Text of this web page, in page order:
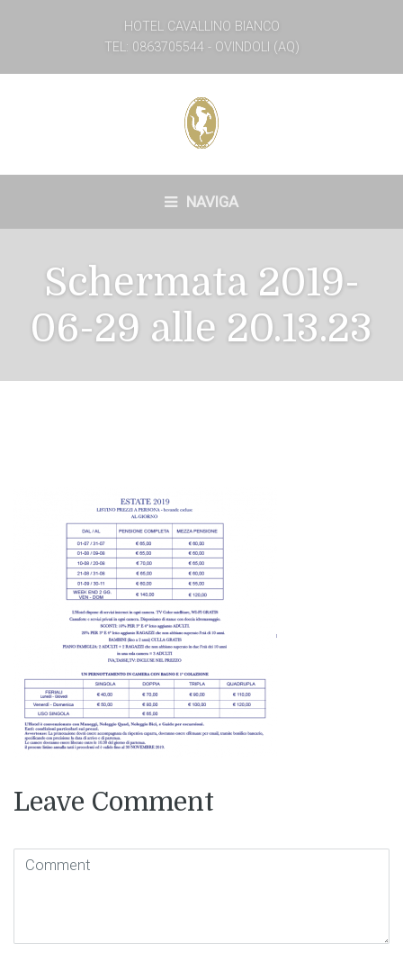
HOTEL CAVALLINO BIANCO
TEL: 0863705544 - OVINDOLI (AQ)
NAVIGA
Schermata 2019-
06-29 alle 20.13.23
Leave Comment
Comment( * )